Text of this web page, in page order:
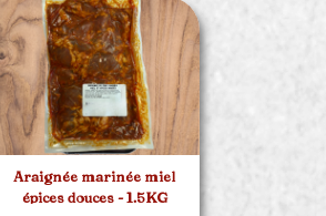
Araignée marinée miel
épices douces - 1.5KG